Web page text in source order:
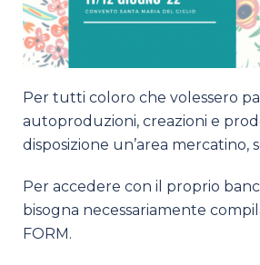
Per tutti coloro che volessero
autoproduzioni, creazioni e
disposizione un’area mercatino,
Per accedere con il proprio
bisogna necessariamente
FORM.